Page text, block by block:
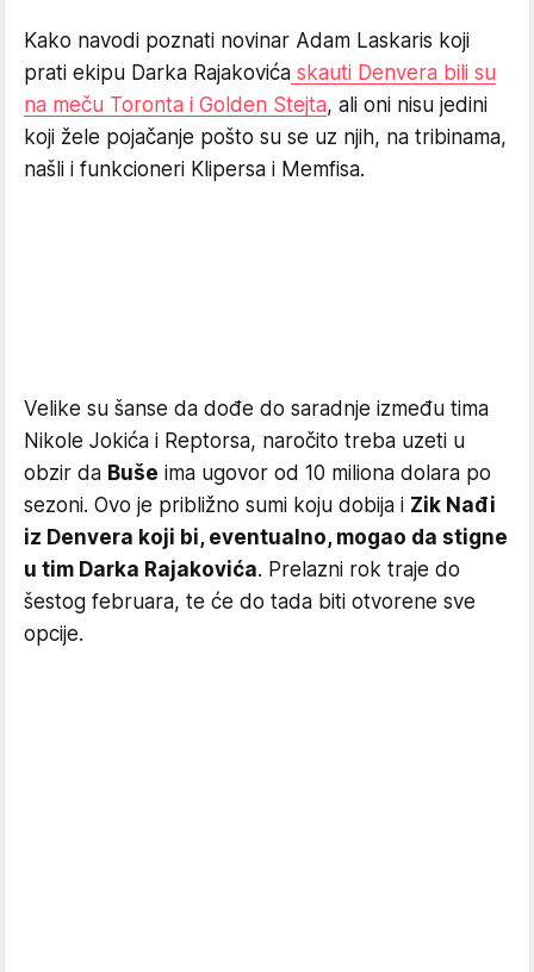
Kako navodi poznati novinar Adam Laskaris koji
prati ekipu Darka Rajakovića skauti Denvera bili su
na meču Toronta i Golden Stejta, ali oni nisu jedini
koji žele pojačanje pošto su se uz njih, na tribinama,
našli i funkcioneri Klipersa i Memfisa.
Velike su šanse da dođe do saradnje između tima
Nikole Jokića i Reptorsa, naročito treba uzeti u
obzir da Buše ima ugovor od 10 miliona dolara po
sezoni. Ovo je približno sumi koju dobija i Zik Nađi
iz Denvera koji bi, eventualno, mogao da stigne
u tim Darka Rajakovića. Prelazni rok traje do
šestog februara, te će do tada biti otvorene sve
opcije.